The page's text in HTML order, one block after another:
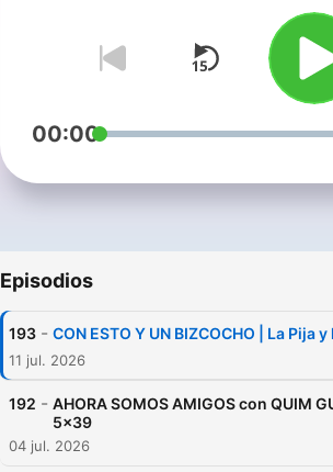
00:00
Episodios
193 - CON ESTO Y UN BIZCOCHO | La Pija
11 jul. 2026
192 - AHORA SOMOS AMIGOS con QUIM
5x39
04 jul. 2026